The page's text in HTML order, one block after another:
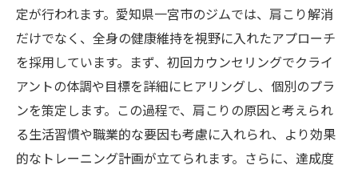
定が行われます。愛知県一宮市のジムでは、肩こり解消
だけでなく、全身の健康維持を視野に入れたアプローチ
を採用しています。まず、初回カウンセリングでクライ
アントの体調や目標を詳細にヒアリングし、個別のプラ
ンを策定します。この過程で、肩こりの原因と考えられ
る生活習慣や職業的な要因も考慮に入れられ、より効果
的なトレーニング計画が立てられます。さらに、達成度